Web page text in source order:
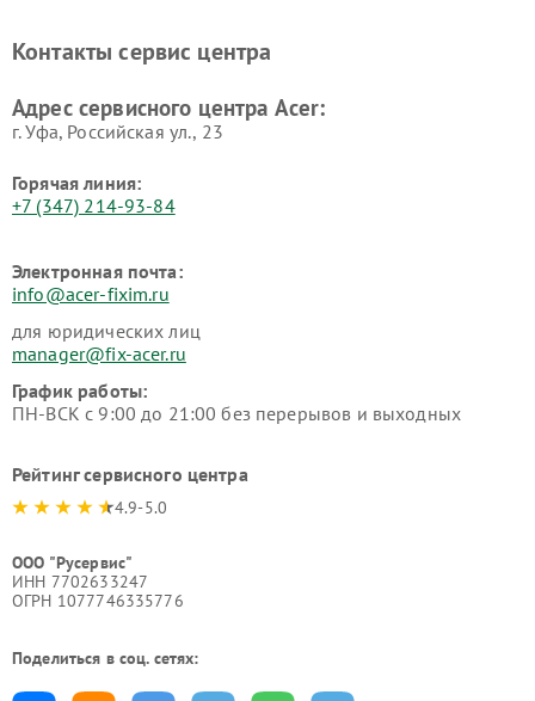
Контакты сервис центра
Адрес сервисного центра Acer:
г. Уфа, Российская ул., 23
Горячая линия:
+7 (347) 214-93-84
Электронная почта:
info@acer-fixim.ru
для юридических лиц
manager@fix-acer.ru
График работы:
ПН-ВСК с 9:00 до 21:00 без перерывов и выходных
Рейтинг сервисного центра
4.9-5.0
ООО "Русервис"
ИНН 7702633247
ОГРН 1077746335776
Поделиться в соц. сетях: